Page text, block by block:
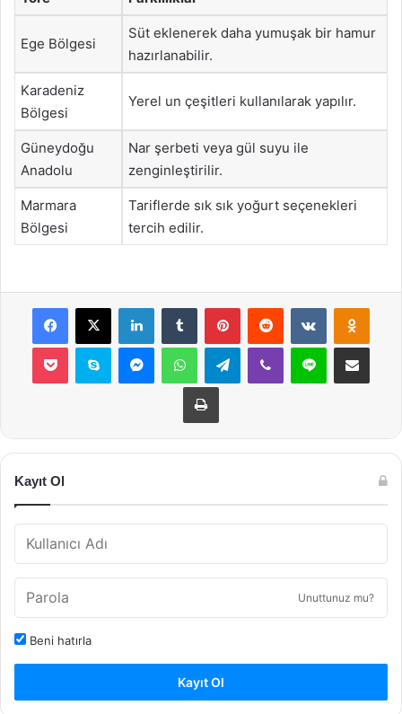
Ege Bölgesi
Süt eklenerek daha yumuşak bir hamur
hazırlanabilir.
Karadeniz
Bölgesi
Yerel un çeşitleri kullanılarak yapılır.
Güneydoğu
Anadolu
Nar şerbeti veya gül suyu ile
zenginleştirilir.
Marmara
Bölgesi
Tariflerde sık sık yoğurt seçenekleri
tercih edilir.
Facebook
X LinkedInTumblr PinterestReddit VKontakte
Pocket Skype MessengerWhatsAppTelegramViber Line E-Posta ile
Yazdır
Kayıt Ol
Unuttunuz mu?
Beni hatırla
Kayıt Ol